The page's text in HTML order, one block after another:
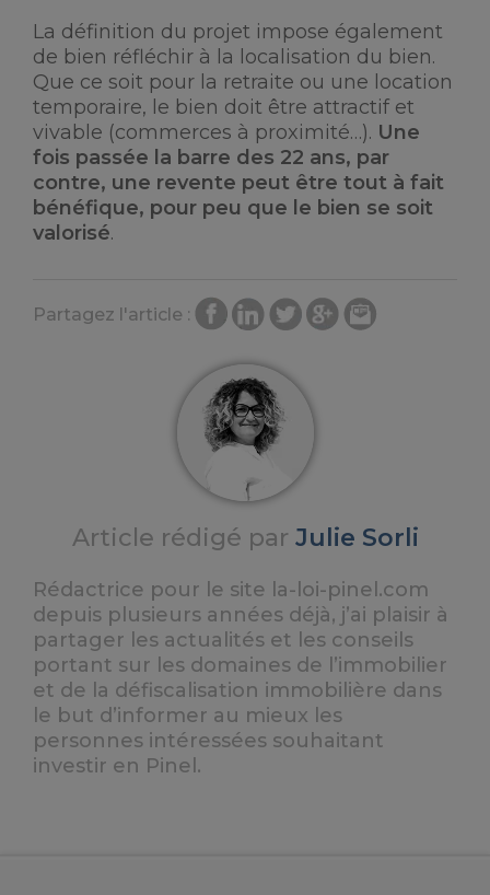
La définition du projet impose également
de bien réfléchir à la localisation du bien.
Que ce soit pour la retraite ou une location
temporaire, le bien doit être attractif et
vivable (commerces à proximité…). Une
fois passée la barre des 22 ans, par
contre, une revente peut être tout à fait
bénéfique, pour peu que le bien se soit
valorisé.
Partagez l'article :
Article rédigé par Julie Sorli
Rédactrice pour le site la-loi-pinel.com
depuis plusieurs années déjà, j’ai plaisir à
partager les actualités et les conseils
portant sur les domaines de l’immobilier
et de la défiscalisation immobilière dans
le but d’informer au mieux les
personnes intéressées souhaitant
investir en Pinel.